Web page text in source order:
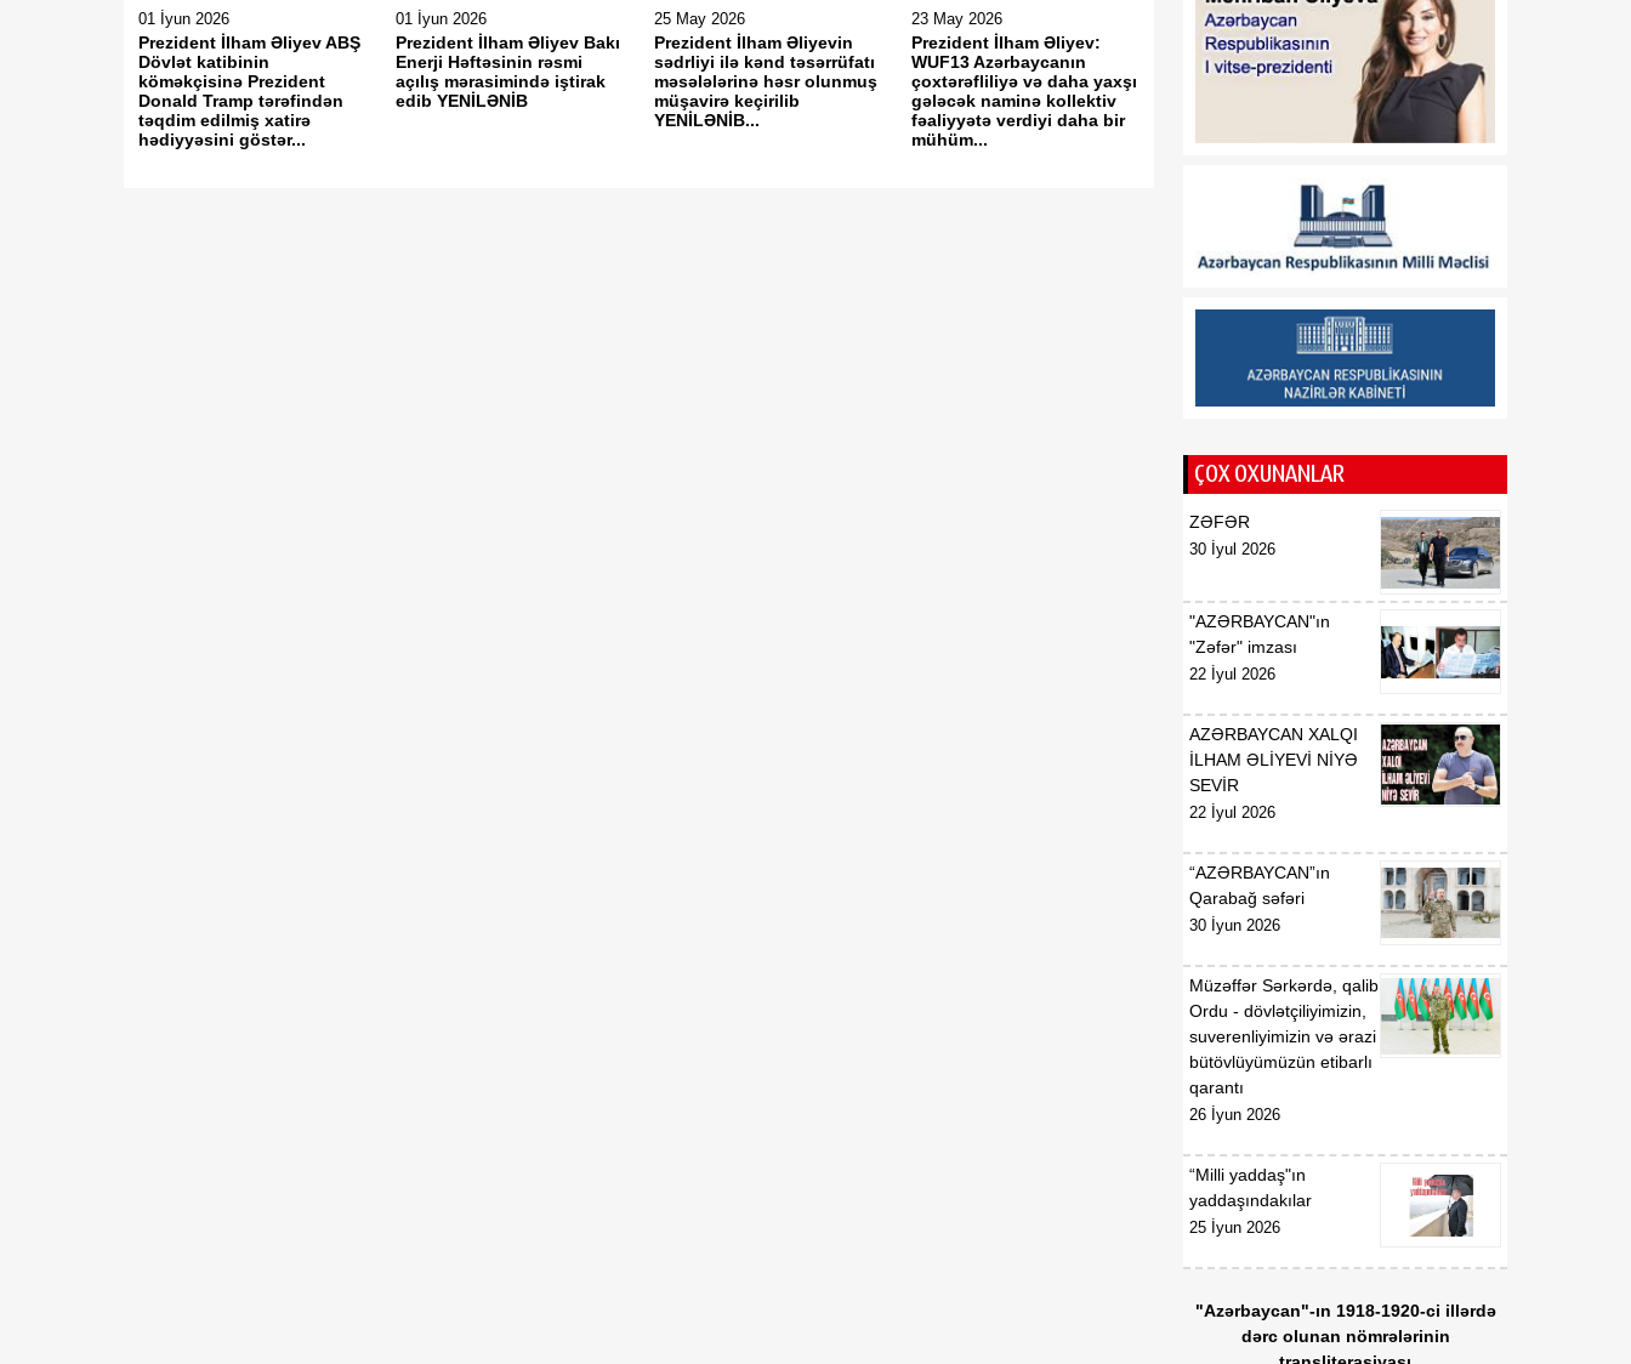
01 İyun 2026
Prezident İlham Əliyev ABŞ
Dövlət katibinin
köməkçisinə Prezident
Donald Tramp tərəfindən
təqdim edilmiş xatirə
hədiyyəsini göstər...
01 İyun 2026
Prezident İlham Əliyev Bakı
Enerji Həftəsinin rəsmi
açılış mərasimində iştirak
edib YENİLƏNİB
25 May 2026
Prezident İlham Əliyevin
sədrliyi ilə kənd təsərrüfatı
məsələlərinə həsr olunmuş
müşavirə keçirilib
YENİLƏNİB...
23 May 2026
Prezident İlham Əliyev:
WUF13 Azərbaycanın
çoxtərəfliliyə və daha yaxşı
gələcək naminə kollektiv
fəaliyyətə verdiyi daha bir
mühüm...
diplomatiyasından strateji
təşəbbüskarlığa
Respublikasının Estoniya
fövqəladə və səlahiyyətli
səfiri təyin edilməsi
haqqında
01:16
08 Avqust
A.A.Məhərrəmovun
Respublikasının Estoniya
Respublikasında
fövqəladə və səlahiyyətli
çağırılması haqqında
İ.Ş.Davudovun
Azərbaycan
Respublikasının Pakistan
fövqəladə və səlahiyyətli
səfiri təyin edilməsi
haqqında
01:15
08 Avqust
ÇOX OXUNANLAR
ZƏFƏR
30 İyul 2026
"AZƏRBAYCAN"ın
"Zəfər" imzası
22 İyul 2026
AZƏRBAYCAN XALQI
İLHAM ƏLİYEVİ NİYƏ
SEVİR
22 İyul 2026
“AZƏRBAYCAN”ın
Qarabağ səfəri
30 İyun 2026
Müzəffər Sərkərdə, qalib
Ordu - dövlətçiliyimizin,
suverenliyimizin və ərazi
bütövlüyümüzün etibarlı
qarantı
26 İyun 2026
“Milli yaddaş"ın
yaddaşındakılar
25 İyun 2026
"Azərbaycan"-ın 1918-1920-ci illərdə
dərc olunan nömrələrinin